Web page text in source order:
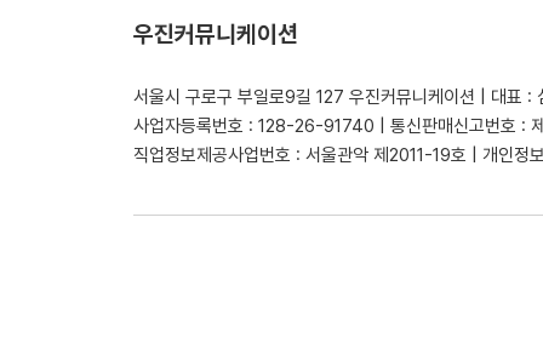
우진커뮤니케이션
서울시 구로구 부일로9길 127 우진커뮤니케이션 | 대표 :
사업자등록번호 : 128-26-91740 | 통신판매신고번호 :
직업정보제공사업번호 : 서울관악 제2011-19호 | 개인정